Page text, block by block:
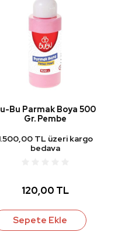
Bu Parmak Boya 500
Gr. Pembe
TL üzeri kargo
bedava
120,00 TL
Sepete Ekle